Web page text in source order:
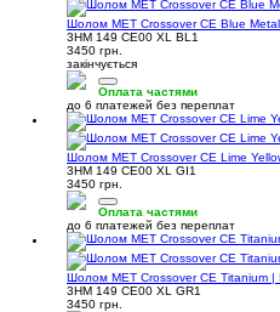
Шолом MET Crossover CE Blue
3HM 149 CE00 XL BL1
3450 грн.
закінчується
Оплата частями
до 6 платежей без переплат
Шолом MET Crossover CE Lime
3HM 149 CE00 XL GI1
3450 грн.
Оплата частями
до 6 платежей без переплат
Шолом MET Crossover CE Titanium |
3HM 149 CE00 XL GR1
3450 грн.